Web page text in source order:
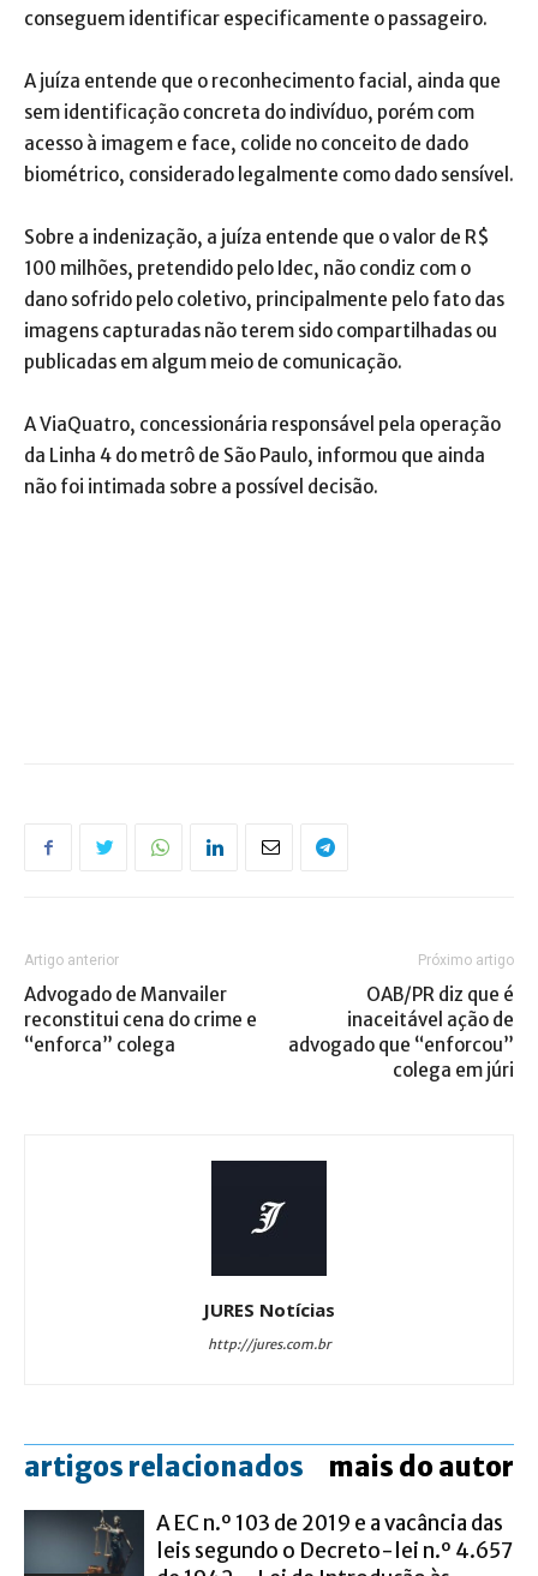
conseguem identificar especificamente o passageiro.
A juíza entende que o reconhecimento facial, ainda que
sem identificação concreta do indivíduo, porém com
acesso à imagem e face, colide no conceito de dado
biométrico, considerado legalmente como dado sensível.
Sobre a indenização, a juíza entende que o valor de R$
100 milhões, pretendido pelo Idec, não condiz com o
dano sofrido pelo coletivo, principalmente pelo fato das
imagens capturadas não terem sido compartilhadas ou
publicadas em algum meio de comunicação.
A ViaQuatro, concessionária responsável pela operação
da Linha 4 do metrô de São Paulo, informou que ainda
não foi intimada sobre a possível decisão.
Artigo anterior
Advogado de Manvailer
reconstitui cena do crime e
“enforca” colega
Próximo artigo
OAB/PR diz que é
inaceitável ação de
advogado que “enforcou”
colega em júri
JURES Notícias
http://jures.com.br
artigos relacionados mais do autor
A EC n.º 103 de 2019 e a vacância das
leis segundo o Decreto-lei n.º 4.657